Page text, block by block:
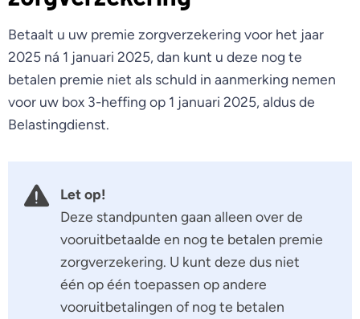
Betaalt u uw premie zorgverzekering voor het jaar
2025 ná 1 januari 2025, dan kunt u deze nog te
betalen premie niet als schuld in aanmerking nemen
voor uw box 3-heffing op 1 januari 2025, aldus de
Belastingdienst.
Let op!
Deze standpunten gaan alleen over de
vooruitbetaalde en nog te betalen premie
zorgverzekering. U kunt deze dus niet
één op één toepassen op andere
vooruitbetalingen of nog te betalen